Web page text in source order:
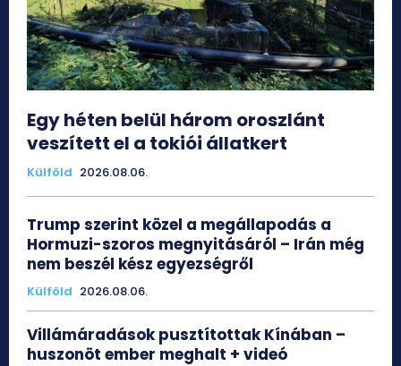
Egy héten belül három oroszlánt
veszített el a tokiói állatkert
Külföld 2026.08.06.
Trump szerint közel a megállapodás a
Hormuzi-szoros megnyitásáról – Irán még
nem beszél kész egyezségről
Külföld 2026.08.06.
Villámáradások pusztítottak Kínában –
huszonöt ember meghalt + videó